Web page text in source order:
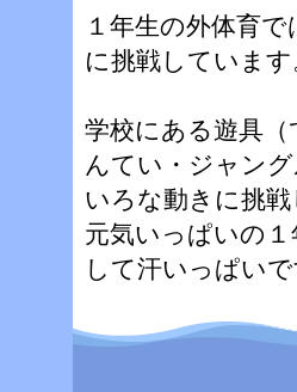
１年生の外体育
に挑戦しています
学校にある遊具
んてい・ジャン
いろな動きに挑
元気いっぱいの
して汗いっぱい